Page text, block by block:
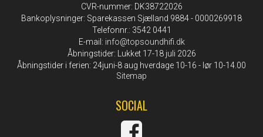
CVR-nummer: DK38722026
Bankoplysninger: Sparekassen Sjælland 9884 - 0000269918
Telefonnr.: 3542 0441
E-mail : info@topsoundhifi.dk
Åbningstider: Lukket 17-18 juli 2026
Åbningstider i ferien: 24juni-8 aug hverdage 10-16 - lør 10-14.00
Sitemap
SOCIAL